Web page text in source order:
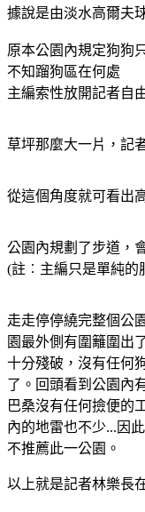
據說是由淡水高爾夫
原本公園內規定狗狗
不知蹓狗區在何處
主編索性放開記者自
草坪那麼大一片，記
從這個角度就可看出
公園內規劃了步道，
(註︰主編只是單純的
走走停停繞完整個公
園最外側有圍籬圍出
十分殘破，沒有任何
了。回頭看到公園內
巴桑沒有任何撿便的
內的地雷也不少...因
不推薦此一公園。
以上就是記者林樂長